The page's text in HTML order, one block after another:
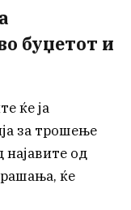
буџетот и
ќе ја
за трошење
најавите од
ќе